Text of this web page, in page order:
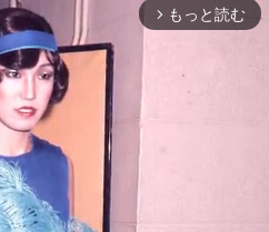
arrow_forward_ios もっと読む